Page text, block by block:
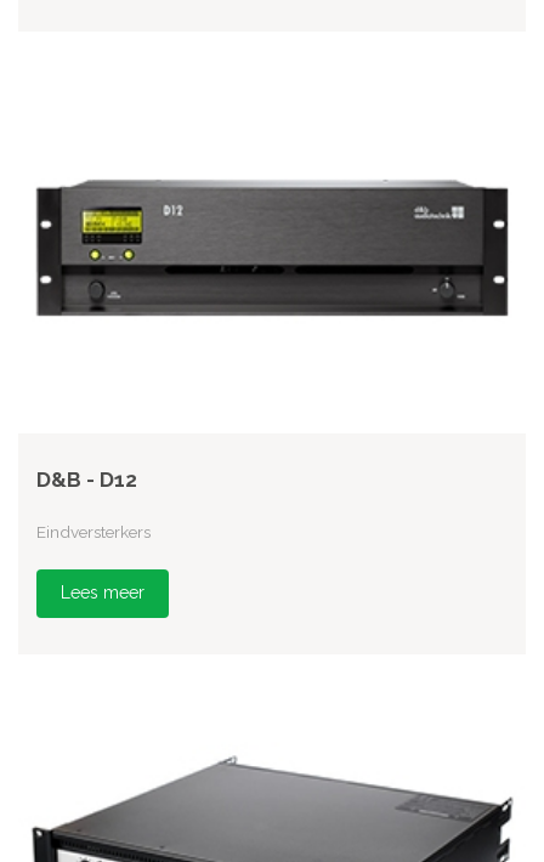
D&B - D12
Eindversterkers
Lees meer